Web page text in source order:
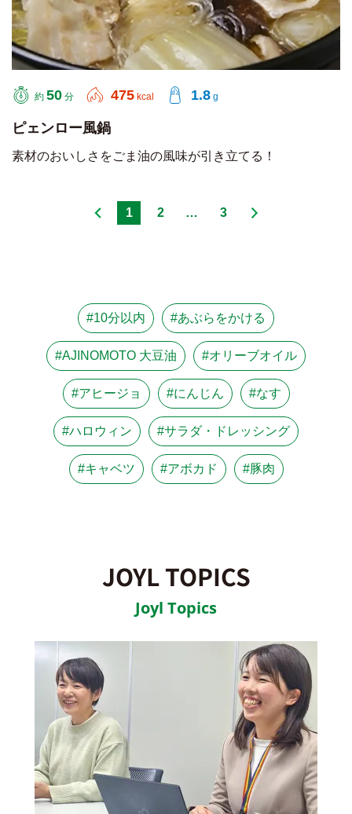
約 50 分 475 kcal 1.8 g
ピェンロー風鍋
素材のおいしさをごま油の風味が引き立てる！
1 2 … 3
#10分以内 #あぶらをかける
#AJINOMOTO 大豆油 #オリーブオイル
#アヒージョ #にんじん #なす
#ハロウィン #サラダ・ドレッシング
#キャベツ #アボカド #豚肉
JOYL TOPICS
Joyl Topics